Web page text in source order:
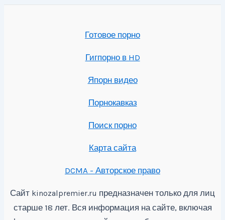
Готовое порно
Гигпорно в HD
Япорн видео
Порнокавказ
Поиск порно
Карта сайта
DCMA - Авторское право
Сайт kinozalpremier.ru предназначен только для лиц
старше 18 лет. Вся информация на сайте, включая